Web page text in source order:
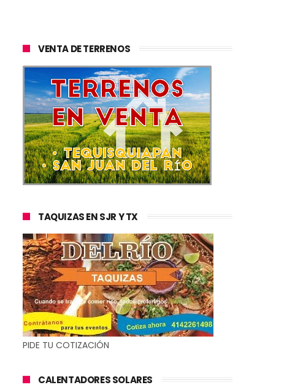
VENTA DE TERRENOS
TAQUIZAS EN SJR Y TX
PIDE TU COTIZACIÓN
CALENTADORES SOLARES